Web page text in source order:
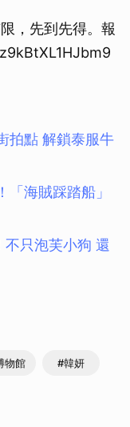
，先到先得。報
拍點 解鎖泰服牛
「海賊踩踏船」
只泡芙小狗 還
物館 #韓妍